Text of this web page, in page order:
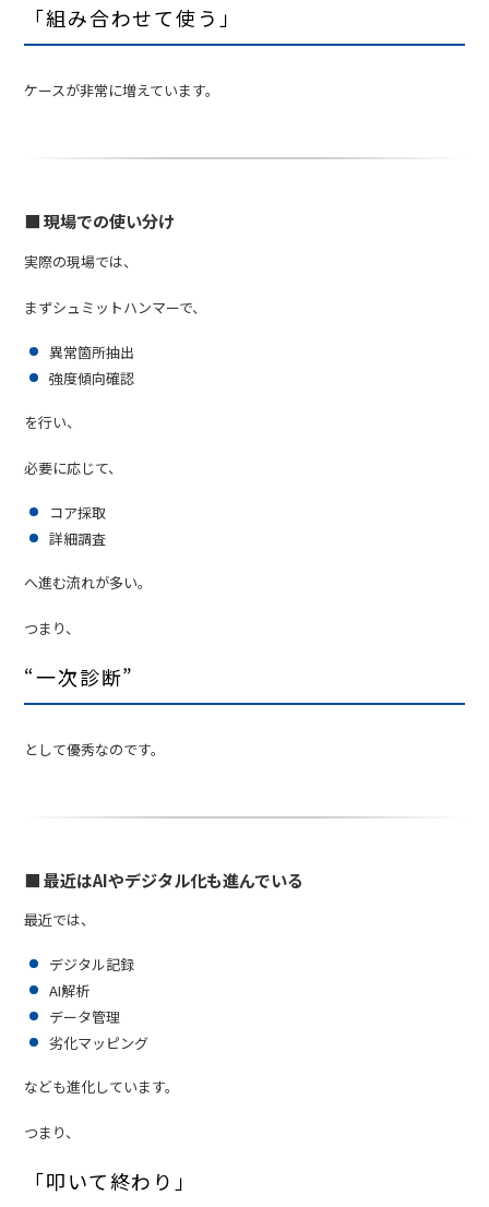
「組み合わせて使う」
ケースが非常に増えています。
■ 現場での使い分け
実際の現場では、
まずシュミットハンマーで、
異常箇所抽出
強度傾向確認
を行い、
必要に応じて、
コア採取
詳細調査
へ進む流れが多い。
つまり、
“一次診断”
として優秀なのです。
■ 最近はAIやデジタル化も進んでいる
最近では、
デジタル記録
AI解析
データ管理
劣化マッピング
なども進化しています。
つまり、
「叩いて終わり」